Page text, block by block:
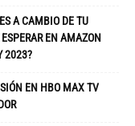
A CAMBIO DE TU
EN AMAZON
2023?
EN HBO MAX TV